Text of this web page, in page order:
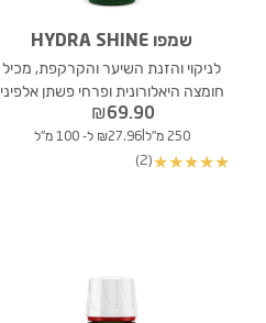
שמפו HYDRA SHINE
לניקוי והזנת השיער והקרקפת, מכיל
חומצה היאלורונית ופרחי פשתן אלפיני
₪69.90
250 מ"ל |₪27.96 ל- 100 מ"ל
★
★
★
★
★
(2)